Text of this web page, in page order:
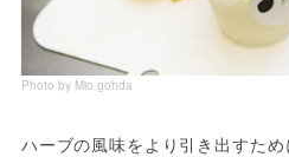
Photo by Mio gohda
ハーブの風味をより引き出すた